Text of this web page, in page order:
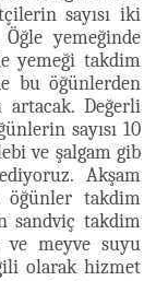
sayısı iki
yemeğinde
yemeği takdim
bu öğünlerden
artacak. Değerli
sayısı 10
ve şalgam gib
Akşam
öğünler takdim
sandviç takdim
ve meyve suyu
olarak hizmet